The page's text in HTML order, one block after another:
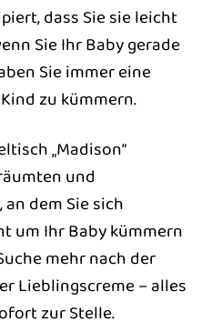
dass Sie sie leicht
Sie Ihr Baby gerade
Sie immer eine
zu kümmern.
„Madison“
und
dem Sie sich
um Ihr Baby kümmern
mehr nach der
Lieblingscreme – alles
zur Stelle.